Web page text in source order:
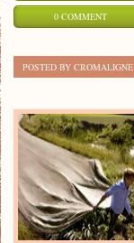
0 COMMENT
POSTED BY CROMALIGNE